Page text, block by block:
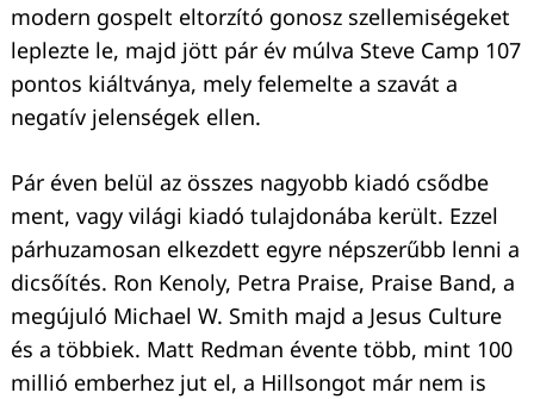
modern gospelt eltorzító gonosz szellemiségeket
leplezte le, majd jött pár év múlva Steve Camp 107
pontos kiáltványa, mely felemelte a szavát a
negatív jelenségek ellen.
Pár éven belül az összes nagyobb kiadó csődbe
ment, vagy világi kiadó tulajdonába került. Ezzel
párhuzamosan elkezdett egyre népszerűbb lenni a
dicsőítés. Ron Kenoly, Petra Praise, Praise Band, a
megújuló Michael W. Smith majd a Jesus Culture
és a többiek. Matt Redman évente több, mint 100
millió emberhez jut el, a Hillsongot már nem is